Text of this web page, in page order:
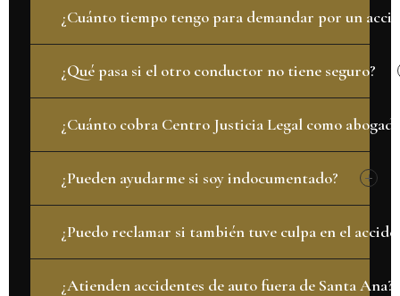
¿Cuánto tiempo tengo para demandar por un
¿Qué pasa si el otro conductor no tiene seguro?
¿Cuánto cobra Centro Justicia Legal como
¿Pueden ayudarme si soy indocumentado?
¿Puedo reclamar si también tuve culpa en el
¿Atienden accidentes de auto fuera de Santa Ana?